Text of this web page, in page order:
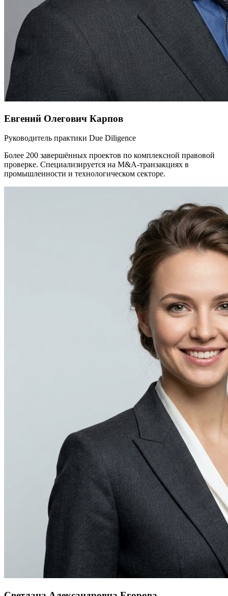
Евгений Олегович Карпов
Руководитель практики Due Diligence
Более 200 завершённых проектов по комплексной правовой
проверке. Специализируется на M&A-транзакциях в
промышленности и технологическом секторе.